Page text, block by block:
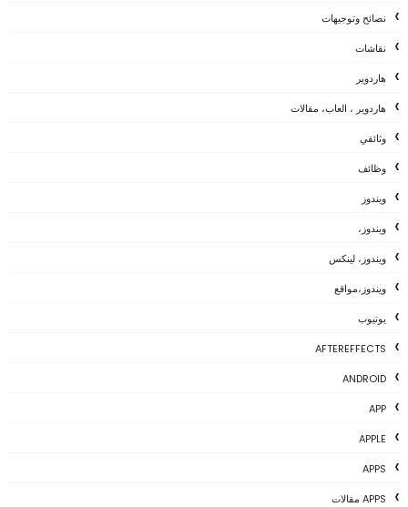
نصائح وتوجيهات
نقاشات
هاردوير
هاردوير ، العاب، مقالات
وثائقي
وظائف
ويندوز
ويندوز،
ويندوز، لينكس
ويندوز،مواقع
يوتيوب
AFTEREFFECTS
ANDROID
APP
APPLE
APPS
APPS مقالات